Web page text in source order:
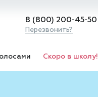
8 (800) 200-45-50
Перезвонить?
Скоро в школу!